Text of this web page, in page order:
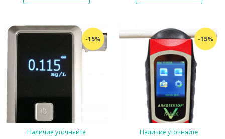
-15%
Наличие уточняйте
-15%
Наличие уточняйте